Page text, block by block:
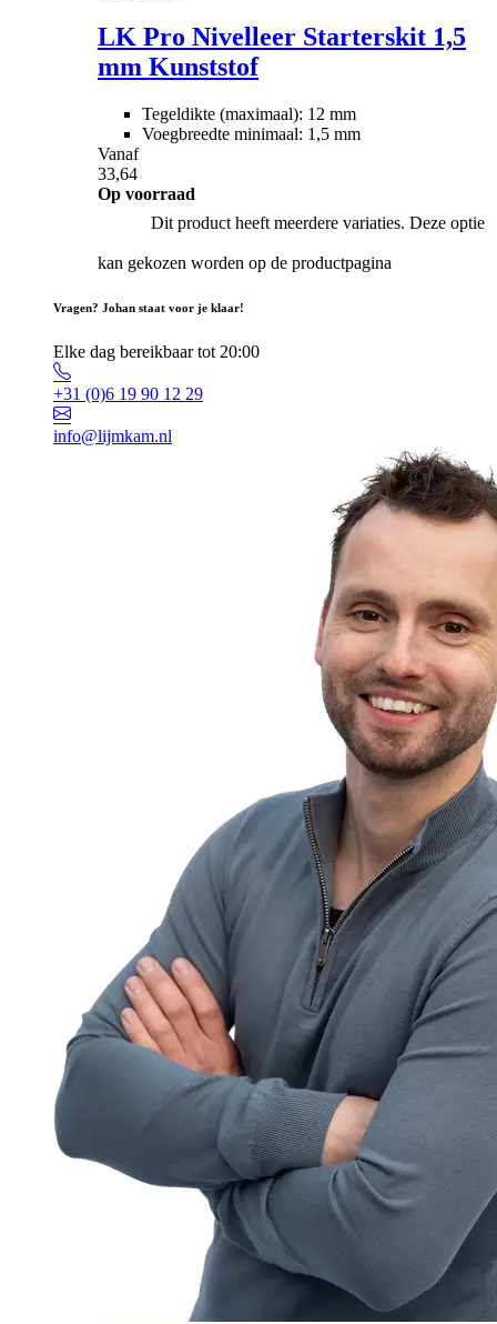
LK Pro Nivelleer Starterskit 1,5
mm Kunststof
Tegeldikte (maximaal): 12 mm
Voegbreedte minimaal: 1,5 mm
Vanaf
33,64
Op voorraad
Dit product heeft meerdere variaties. Deze optie
kan gekozen worden op de productpagina
Vragen? Johan staat voor je klaar!
Elke dag bereikbaar tot 20:00
+31 (0)6 19 90 12 29
info@lijmkam.nl